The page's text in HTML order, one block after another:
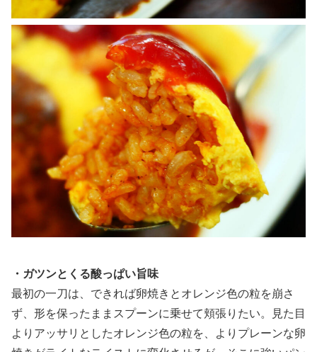
・ガツンとくる酸っぱい旨味
最初の一刀は、できれば卵焼きとオレンジ色の粒を崩さ
ず、形を保ったままスプーンに乗せて頬張りたい。見た目
よりアッサリとしたオレンジ色の粒を、よりプレーンな卵